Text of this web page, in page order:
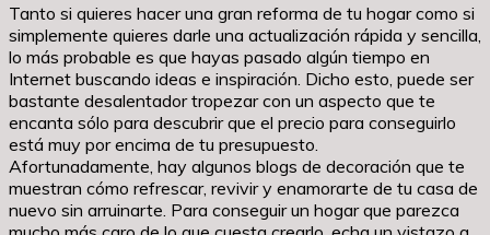
Tanto si quieres hacer una gran reforma de tu hogar como si
simplemente quieres darle una actualización rápida y sencilla,
lo más probable es que hayas pasado algún tiempo en
Internet buscando ideas e inspiración. Dicho esto, puede ser
bastante desalentador tropezar con un aspecto que te
encanta sólo para descubrir que el precio para conseguirlo
está muy por encima de tu presupuesto.
Afortunadamente, hay algunos blogs de decoración que te
muestran cómo refrescar, revivir y enamorarte de tu casa de
nuevo sin arruinarte. Para conseguir un hogar que parezca